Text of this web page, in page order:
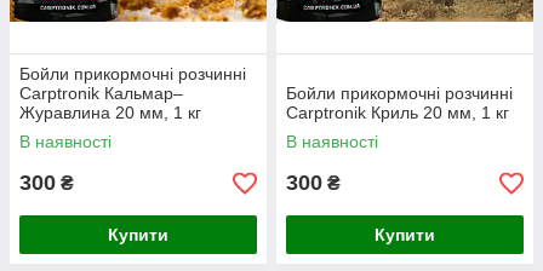
Бойли прикормочні розчинні
Carptronik Кальмар–
Журавлина 20 мм, 1 кг
В наявності
300 ₴
Купити
Бойли прикормочні розчинні
Carptronik Криль 20 мм, 1 кг
В наявності
300 ₴
Купити